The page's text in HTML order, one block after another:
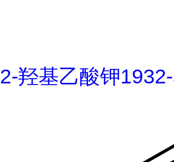
2-羟基乙酸钾